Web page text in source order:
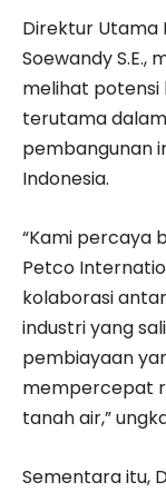
Direktur Utama
Soewandy
melihat potensi
terutama
pembangunan
Indonesia.
“Kami percaya
Petco
kolaborasi
industri yang
pembiayaan
mempercepat
tanah air,”
Sementara itu,